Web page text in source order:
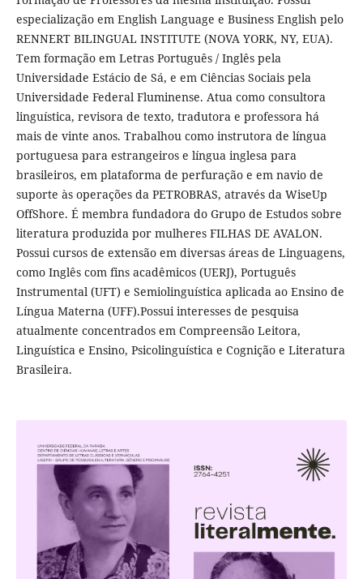
especialização em English Language e Business English pelo
RENNERT BILINGUAL INSTITUTE (NOVA YORK, NY, EUA).
Tem formação em Letras Português / Inglês pela
Universidade Estácio de Sá, e em Ciências Sociais pela
Universidade Federal Fluminense. Atua como consultora
linguística, revisora de texto, tradutora e professora há
mais de vinte anos. Trabalhou como instrutora de língua
portuguesa para estrangeiros e língua inglesa para
brasileiros, em plataforma de perfuração e em navio de
suporte às operações da PETROBRAS, através da WiseUp
OffShore. É membra fundadora do Grupo de Estudos sobre
literatura produzida por mulheres FILHAS DE AVALON.
Possui cursos de extensão em diversas áreas de Linguagens,
como Inglês com fins acadêmicos (UERJ), Português
Instrumental (UFT) e Semiolinguística aplicada ao Ensino de
Língua Materna (UFF).Possui interesses de pesquisa
atualmente concentrados em Compreensão Leitora,
Linguística e Ensino, Psicolinguística e Cognição e Literatura
Brasileira.